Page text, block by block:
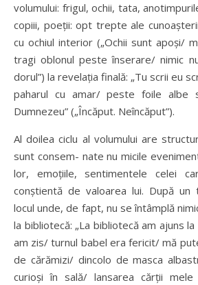
volumului: frigul, ochii, tata,
copiii, poeții: opt trepte ale
cu ochiul interior („Ochii sunt apoși/
tragi oblonul peste înserare/ nimic
dorul”) la revelația finală: „Tu scrii eu
paharul cu amar/ peste foile albe
Dumnezeu” („Încăput. Neîncăput”).
Al doilea ciclu al volumului are
sunt consem- nate nu micile
lor, emoțiile, sentimentele celei
conștientă de valoarea lui. După un
locul unde, de fapt, nu se întâmplă
la bibliotecă: „La bibliotecă am ajuns
am zis/ turnul babel era fericit/ mă
de cărămizi/ dincolo de masca
curioși în sală/ lansarea cărții